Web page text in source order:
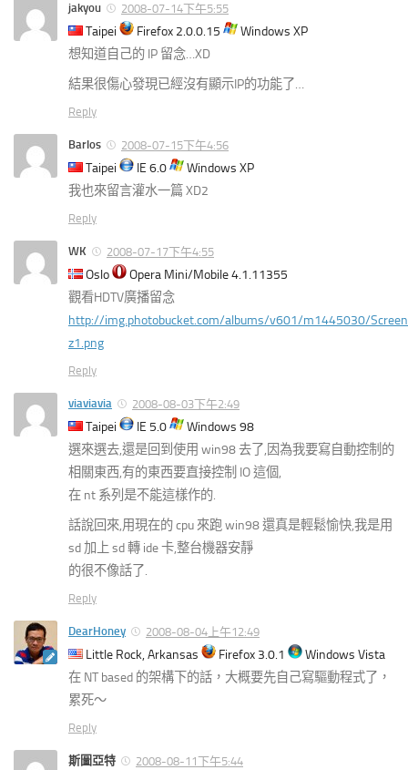
jakyou 2008-07-14下午5:55
Taipei Firefox 2.0.0.15
Windows XP
想知道自己的 IP 留念…XD
結果很傷心發現已經沒有顯示IP的功能了…
Reply
Barlos 2008-07-15下午4:56
Taipei IE 6.0
Windows XP
我也來留言灌水一篇 XD2
Reply
WK 2008-07-17下午4:55
Oslo
Opera Mini/Mobile 4.1.11355
觀看HDTV廣播留念
http://img.photobucket.com/albums/v601/m1445030/
z1.png
Reply
viaviavia 2008-08-03下午2:49
Taipei IE 5.0
Windows 98
選來選去,還是回到使用 win98 去了,因為我要寫自動控制的
相關東西,有的東西要直接控制 IO 這個,
在 nt 系列是不能這樣作的.
話說回來,用現在的 cpu 來跑 win98 還真是輕鬆愉快,我是用
sd 加上 sd 轉 ide 卡,整台機器安靜
的很不像話了.
Reply
DearHoney 2008-08-04上午12:49
Little Rock, Arkansas Firefox 3.0.1
Windows Vista
在 NT based 的架構下的話，大概要先自己寫驅動程式了，
累死～
Reply
斯圖亞特 2008-08-11下午5:44